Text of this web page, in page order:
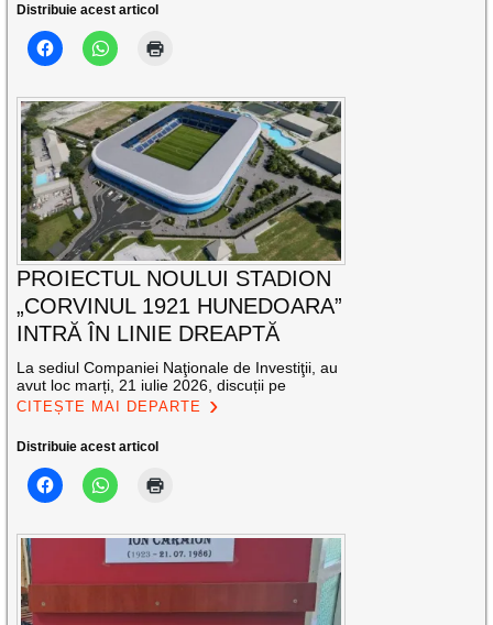
Distribuie acest articol
PROIECTUL NOULUI STADION
„CORVINUL 1921 HUNEDOARA”
INTRĂ ÎN LINIE DREAPTĂ
La sediul Companiei Naţionale de Investiţii, au
avut loc marți, 21 iulie 2026, discuții pe
CITEȘTE MAI DEPARTE
Distribuie acest articol